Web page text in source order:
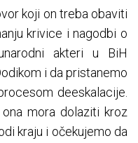
koji on treba obaviti
krivice i nagodbi o
akteri u BiH
i da pristanemo
deeskalacije.
mora dolaziti kroz
kraju i očekujemo da